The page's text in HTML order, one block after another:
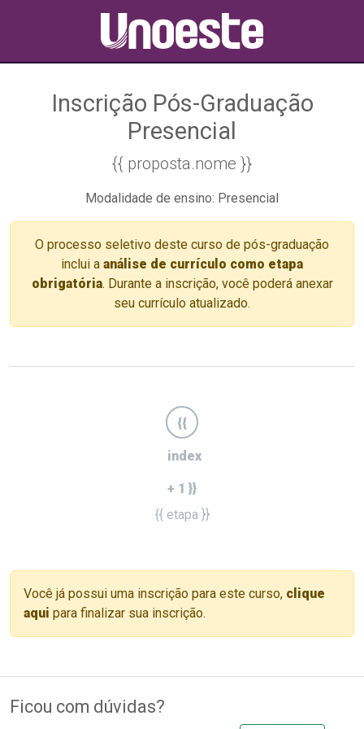
Inscrição Pós-Graduação
Presencial
{{ proposta.nome }}
Modalidade de ensino: Presencial
O processo seletivo deste curso de pós-graduação
inclui a análise de currículo como etapa
obrigatória. Durante a inscrição, você poderá anexar
seu currículo atualizado.
{{
index
+ 1 }}
{{ etapa }}
Você já possui uma inscrição para este curso, clique
aqui para finalizar sua inscrição.
Ficou com dúvidas?